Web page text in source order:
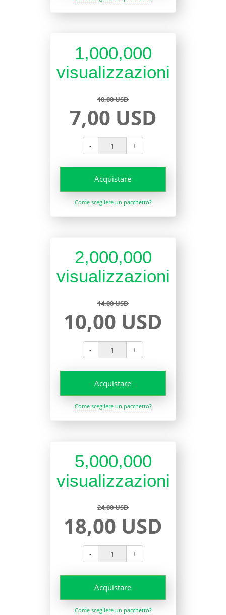
1,000,000
visualizzazioni
10,00 USD
7,00 USD
- +
Acquistare
Come scegliere un pacchetto?
2,000,000
visualizzazioni
14,00 USD
10,00 USD
- +
Acquistare
Come scegliere un pacchetto?
5,000,000
visualizzazioni
24,00 USD
18,00 USD
- +
Acquistare
Come scegliere un pacchetto?